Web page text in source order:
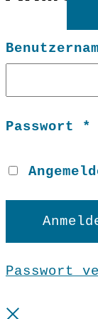
Passwort *
Passwort